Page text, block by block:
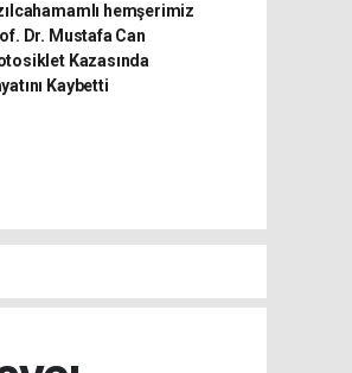
hemşerimiz
Dr. Mustafa Can
Kazasında
Kaybetti